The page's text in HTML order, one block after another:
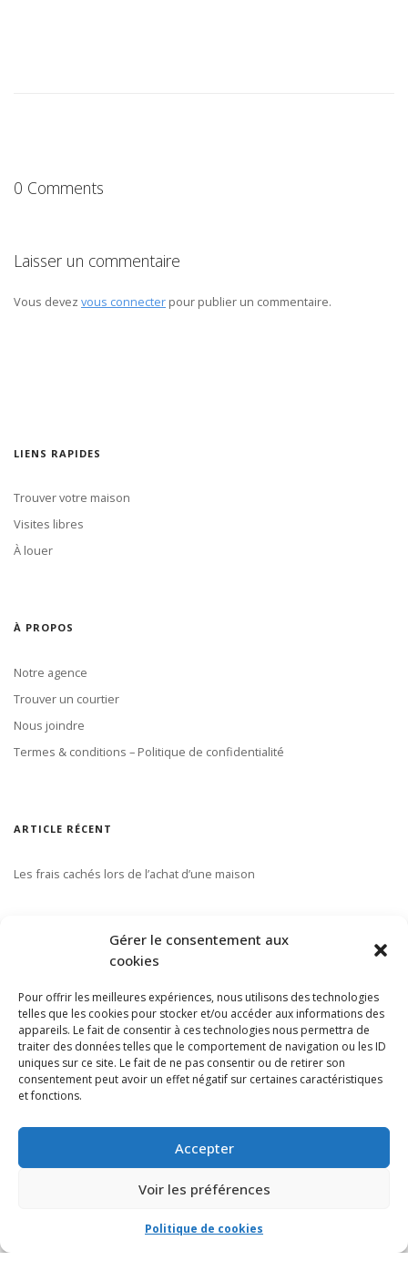
Gérer le consentement aux
cookies
Pour offrir les meilleures expériences, nous utilisons des technologies
telles que les cookies pour stocker et/ou accéder aux informations des
appareils. Le fait de consentir à ces technologies nous permettra de
traiter des données telles que le comportement de navigation ou les ID
uniques sur ce site. Le fait de ne pas consentir ou de retirer son
consentement peut avoir un effet négatif sur certaines caractéristiques
et fonctions.
Accepter
Voir les préférences
Politique de cookies
0 Comments
Laisser un commentaire
Vous devez vous connecter pour publier un commentaire.
LIENS RAPIDES
Trouver votre maison
Visites libres
À louer
À PROPOS
Notre agence
Trouver un courtier
Nous joindre
Termes & conditions – Politique de confidentialité
ARTICLE RÉCENT
Les frais cachés lors de l’achat d’une maison